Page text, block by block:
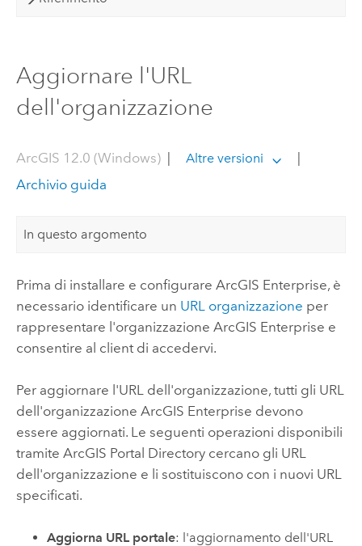
Aggiornare l'URL
dell'organizzazione
ArcGIS 12.0 (Windows)| Altre versioni
Archivio guida
In questo argomento
Prima di installare e configurare ArcGIS Enterprise, è
necessario identificare un URL organizzazione per
rappresentare l'organizzazione ArcGIS Enterprise e
consentire al client di accedervi.
Per aggiornare l'URL dell'organizzazione, tutti gli URL
dell'organizzazione ArcGIS Enterprise devono
essere aggiornati. Le seguenti operazioni disponibili
tramite ArcGIS Portal Directory cercano gli URL
dell'organizzazione e li sostituiscono con i nuovi URL
specificati.
Aggiorna URL portale: l'aggiornamento dell'URL